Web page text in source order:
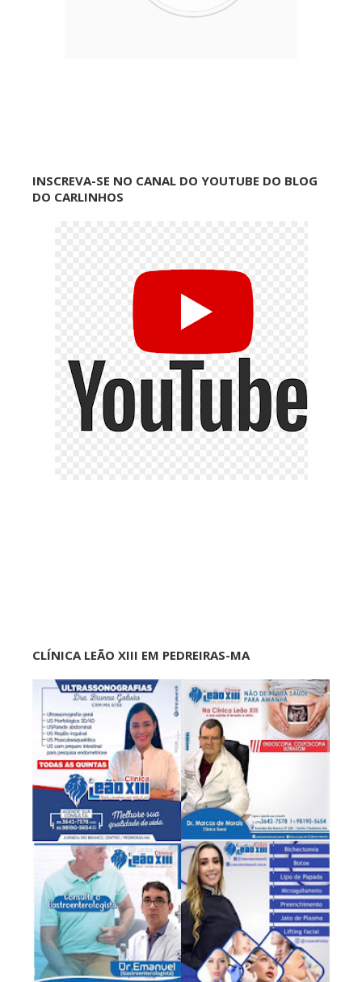
INSCREVA-SE NO CANAL DO YOUTUBE DO BLOG
DO CARLINHOS
CLÍNICA LEÃO XIII EM PEDREIRAS-MA